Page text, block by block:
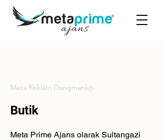
Meta Reklam Danışmanlığı
Butik
Meta Prime Ajans olarak Sultangazi